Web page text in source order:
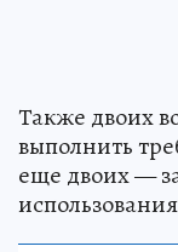
Также двоих
выполнить
еще двоих —